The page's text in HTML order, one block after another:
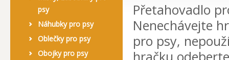
psy
Náhubky pro psy
Oblečky pro psy
Obojky pro psy
Přetahovadlo
Nenechávejte
pro psy,
hračku